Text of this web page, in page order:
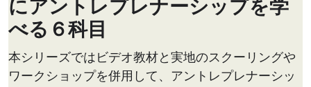
にアントレプレナーシップを学
べる６科目
本シリーズではビデオ教材と実地のスクーリングや
ワークショップを併用して、アントレプレナーシッ